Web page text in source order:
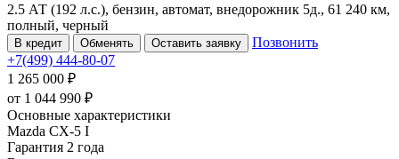
2.5 АТ (192 л.с.), бензин, автомат, внедорожник 5д., 61 240 км,
полный, черный
В кредит Обменять Оставить заявку
Позвонить
+7(499) 444-80-07
1 265 000 ₽
от 1 044 990 ₽
Основные характеристики
Mazda CX-5 I
Гарантия 2 года